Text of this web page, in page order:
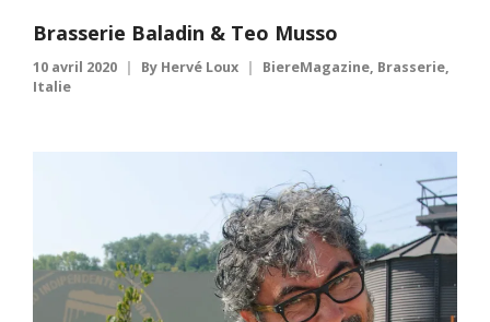
Brasserie Baladin & Teo Musso
10 avril 2020 By Hervé Loux BiereMagazine, Brasserie,
Italie